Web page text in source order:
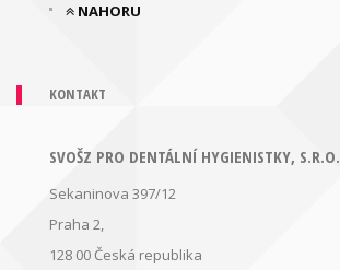
NAHORU
KONTAKT
SVOŠZ PRO DENTÁLNÍ HYGIENISTKY, S.R.O.
Sekaninova 397/12
Praha 2,
128 00 Česká republika